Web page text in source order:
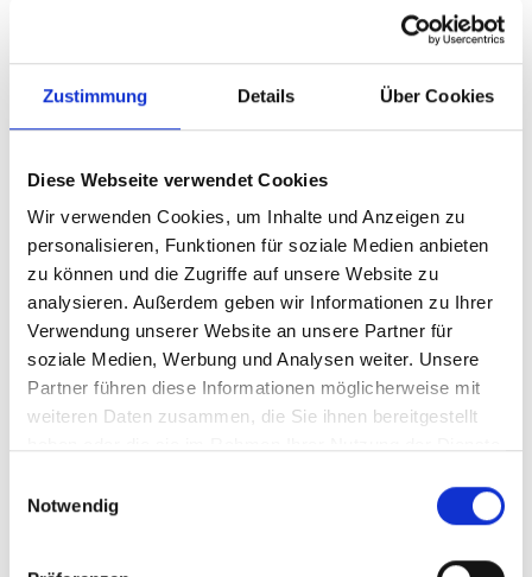
Zustimmung Details Über Cookies
Diese Webseite verwendet Cookies
Wir verwenden Cookies, um Inhalte und Anzeigen zu
personalisieren, Funktionen für soziale Medien anbieten
zu können und die Zugriffe auf unsere Website zu
analysieren. Außerdem geben wir Informationen zu Ihrer
Verwendung unserer Website an unsere Partner für
soziale Medien, Werbung und Analysen weiter. Unsere
Partner führen diese Informationen möglicherweise mit
weiteren Daten zusammen, die Sie ihnen bereitgestellt
Notwendig
Ihr Partner für optimales
Sehen in Hannover
Als erster Ansprechpartner für das gute Sehen sind wir
anatomisch und ästhetisch perfekt auf Ihre
individuellen Wünsche und Bedürfnisse angepasste
Sehhilfe kümmern. Wir sind auch oft die Ersten, die